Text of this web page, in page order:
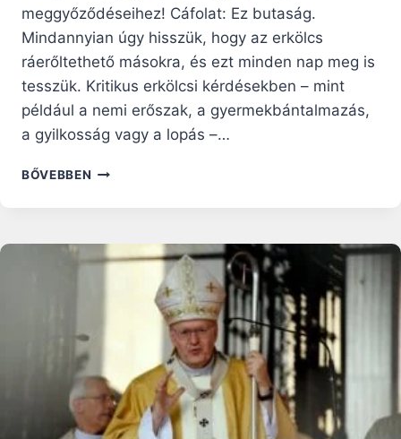
meggyőződéseihez! Cáfolat: Ez butaság.
Mindannyian úgy hisszük, hogy az erkölcs
ráerőltethető másokra, és ezt minden nap meg is
tesszük. Kritikus erkölcsi kérdésekben – mint
például a nemi erőszak, a gyermekbántalmazás,
a gyilkosság vagy a lopás –…
BŐVEBBEN MILYEN
ABORTUSZPÁRTI
EMBERTÁRSUNKKAL
FOLYTATOTT
VITÁBAN?